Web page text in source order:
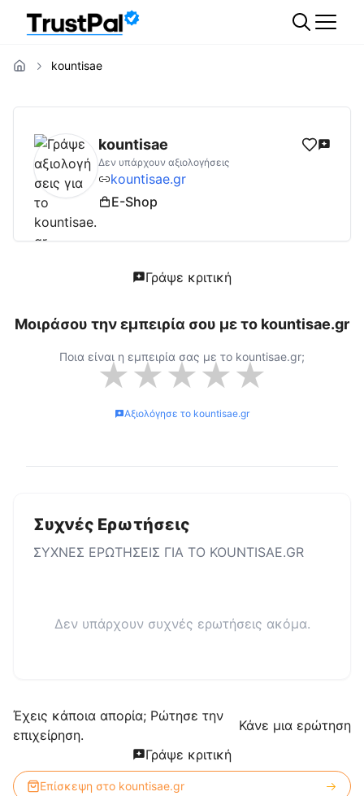
kountisae
kountisae.gr Αξιολογήσεις | Δες
kountisae
Δεν υπάρχουν αξιολογήσεις
kountisae.gr
E-Shop
Γράψε κριτική
Μοιράσου την εμπειρία σου με το kountisae.gr
Ποια είναι η εμπειρία σας με το kountisae.gr;
★★★★★
Αξιολόγησε το kountisae.gr
Συχνές Ερωτήσεις
ΣΥΧΝΕΣ ΕΡΩΤΗΣΕΙΣ ΓΙΑ ΤΟ KOUNTISAE.GR
Δεν υπάρχουν συχνές ερωτήσεις ακόμα.
Έχεις κάποια απορία; Ρώτησε την
επιχείρηση.
Κάνε μια ερώτηση
Γράψε κριτική
Επίσκεψη στο kountisae.gr